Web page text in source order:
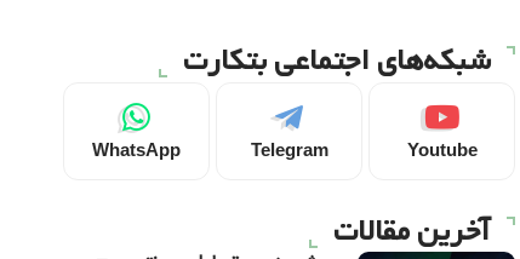
شبکه‌های اجتماعی بتکارت
Youtube
Telegram
WhatsApp
آخرین مقالات